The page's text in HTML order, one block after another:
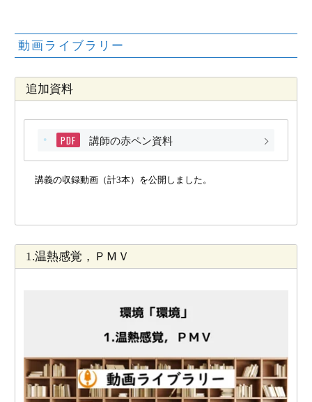
動画ライブラリー
追加資料
PDF 講師の赤ペン資料
講義の収録動画（計3本）を公開しました。
1.温熱感覚，ＰＭＶ